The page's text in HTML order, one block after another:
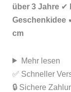
über 3 Jahre ✔
Geschenkidee
cm
Mehr lesen
✅ Schneller
🔒 Sichere